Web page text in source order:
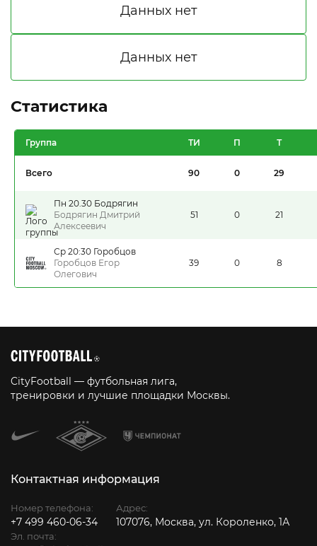
Статистика
Группа ТИ П Т
Всего 90 0 29
Пн 20.30 Бодрягин
Бодрягин Дмитрий
Алексеевич
51 0 21
Ср 20:30 Горобцов
Горобцов Егор
Олегович
39 0 8
CityFootball — футбольная лига,
тренировки и лучшие площадки Москвы.
Контактная информация
Номер телефона:
+7 499 460-06-34
Эл. почта:
Адрес:
107076, Москва, ул. Короленко, 1А